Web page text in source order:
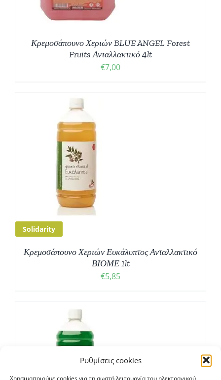
Ρυθμίσεις cookies
Χρησιμοποιούμε cookies για τη σωστή λειτουργία του ηλεκτρονικού
Κρεμοσάπουνο Χεριών BLUE ANGEL Forest
Fruits Ανταλλακτικό 4lt
€7,00
Solidarity
Κρεμοσάπουνο Χεριών Ευκάλυπτος Ανταλλακτικό
ΒΙΟΜΕ 1lt
€5,85